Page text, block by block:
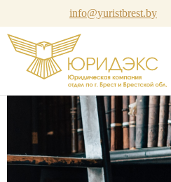
info@yuristbrest.by